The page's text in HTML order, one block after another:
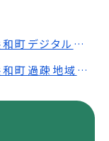
【意見の募集は終了しました】「共和町デジタル田園都市国家構想総合戦略（第3期共和町まち・ひと・しごと創生人口ビジョン・総合戦略）（案）」についてご意見を募集します（パブリックコメント）
【意見の募集は終了しました】「共和町過疎地域持続的発展市町村計画（案）」についてご意見を募集します（パブリックコメント）